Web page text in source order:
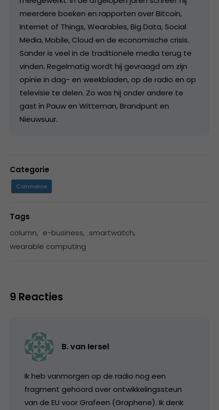
meerdere boeken en rapporten over Bitcoin,
Internet of Things, Wearables, Big Data, Social
Media, Mobile, Cloud en de economische crisis.
Sander is veel in de traditionele media terug te
vinden. Regelmatig wordt hij gevraagd om zijn
opinie in dag- en weekbladen, op de radio en op
televisie te delen. Zo was hij onder andere te
gast in Pauw en Witteman, Brandpunt en
Nieuwsuur.
Categorie
Commerce
Tags
column, e-business, smartwatch,
wearable computing
9 Reacties
B. van Iersel
Ik heb vanmorgen op de radio nog een
fragment gehoord over ontwikkelingssteun
van de EU voor Grafeen (Graphene). Ik denk